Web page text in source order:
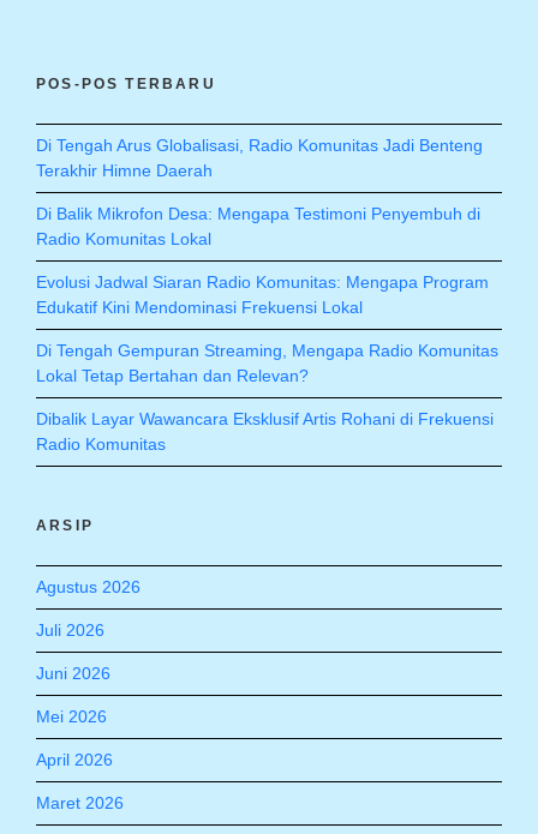
POS-POS TERBARU
Di Tengah Arus Globalisasi, Radio Komunitas Jadi Benteng
Terakhir Himne Daerah
Di Balik Mikrofon Desa: Mengapa Testimoni Penyembuh di
Radio Komunitas Lokal
Evolusi Jadwal Siaran Radio Komunitas: Mengapa Program
Edukatif Kini Mendominasi Frekuensi Lokal
Di Tengah Gempuran Streaming, Mengapa Radio Komunitas
Lokal Tetap Bertahan dan Relevan?
Dibalik Layar Wawancara Eksklusif Artis Rohani di Frekuensi
Radio Komunitas
ARSIP
Agustus 2026
Juli 2026
Juni 2026
Mei 2026
April 2026
Maret 2026